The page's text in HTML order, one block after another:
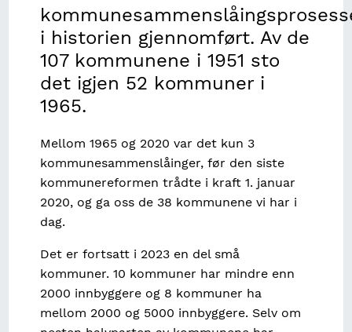
i historien gjennomført. Av de
107 kommunene i 1951 sto
det igjen 52 kommuner i
1965.
Mellom 1965 og 2020 var det kun 3
kommunesammenslåinger, før den siste
kommunereformen trådte i kraft 1. januar
2020, og ga oss de 38 kommunene vi har i
dag.
Det er fortsatt i 2023 en del små
kommuner. 10 kommuner har mindre enn
2000 innbyggere og 8 kommuner ha
mellom 2000 og 5000 innbyggere. Selv om